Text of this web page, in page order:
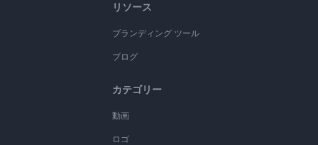
リソース
ブランディング ツール
ブログ
カテゴリー
動画
ロゴ